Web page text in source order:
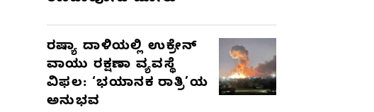
ರಷ್ಯಾ ದಾಳಿಯಲ್ಲಿ ಉಕ್ರೇನ್
ವಾಯು ರಕ್ಷಣಾ ವ್ಯವಸ್ಥೆ
ವಿಫಲ: ‘ಭಯಾನಕ ರಾತ್ರಿ’ಯ
ಅನುಭವ